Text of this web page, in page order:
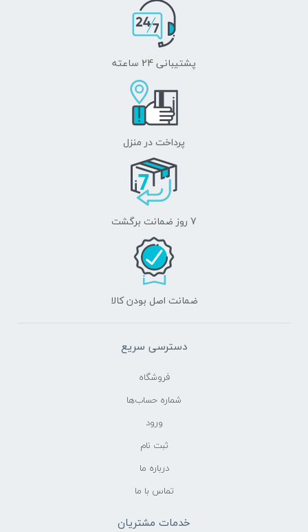
پشتیبانی 24 ساعته
پرداخت در منزل
7 روز ضمانت برگشت
ضمانت اصل بودن کالا
دسترسی سریع
فروشگاه
شماره حساب‌ها
ورود
ثبت نام
درباره ما
تماس با ما
خدمات مشتریان